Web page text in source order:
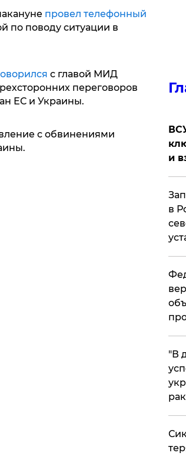
провел телефонный
поводу ситуации в
с главой МИД
переговоров
ЕС и Украины.
с обвинениями
и
в
​"В